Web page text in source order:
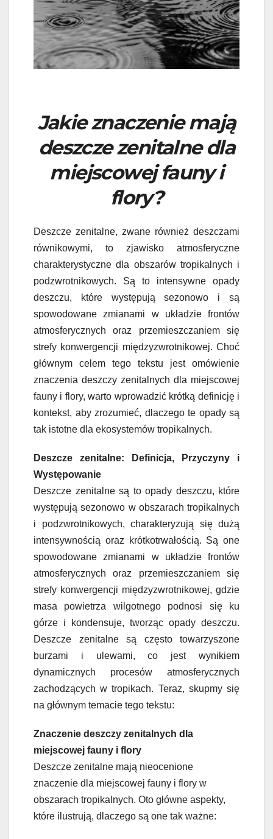
Jakie znaczenie mają
deszcze zenitalne dla
miejscowej fauny i
flory?
Deszcze zenitalne, zwane również deszczami
równikowymi, to zjawisko atmosferyczne
charakterystyczne dla obszarów tropikalnych i
podzwrotnikowych. Są to intensywne opady
deszczu, które występują sezonowo i są
spowodowane zmianami w układzie frontów
atmosferycznych oraz przemieszczaniem się
strefy konwergencji międzyzwrotnikowej. Choć
głównym celem tego tekstu jest omówienie
znaczenia deszczy zenitalnych dla miejscowej
fauny i flory, warto wprowadzić krótką definicję i
kontekst, aby zrozumieć, dlaczego te opady są
tak istotne dla ekosystemów tropikalnych.
Deszcze zenitalne: Definicja, Przyczyny i
Występowanie
Deszcze zenitalne są to opady deszczu, które
występują sezonowo w obszarach tropikalnych
i podzwrotnikowych, charakteryzują się dużą
intensywnością oraz krótkotrwałością. Są one
spowodowane zmianami w układzie frontów
atmosferycznych oraz przemieszczaniem się
strefy konwergencji międzyzwrotnikowej, gdzie
masa powietrza wilgotnego podnosi się ku
górze i kondensuje, tworząc opady deszczu.
Deszcze zenitalne są często towarzyszone
burzami i ulewami, co jest wynikiem
dynamicznych procesów atmosferycznych
zachodzących w tropikach. Teraz, skupmy się
na głównym temacie tego tekstu:
Znaczenie deszczy zenitalnych dla
miejscowej fauny i flory
Deszcze zenitalne mają nieocenione
znaczenie dla miejscowej fauny i flory w
obszarach tropikalnych. Oto główne aspekty,
które ilustrują, dlaczego są one tak ważne: